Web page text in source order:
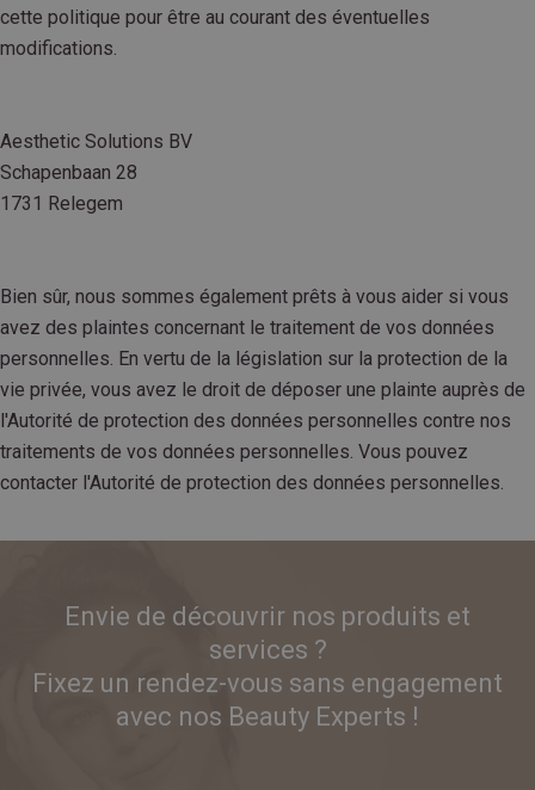
cette politique pour être au courant des éventuelles
modifications.
Aesthetic Solutions BV
Schapenbaan 28
1731 Relegem
Bien sûr, nous sommes également prêts à vous aider si vous
avez des plaintes concernant le traitement de vos données
personnelles. En vertu de la législation sur la protection de la
vie privée, vous avez le droit de déposer une plainte auprès de
l'Autorité de protection des données personnelles contre nos
traitements de vos données personnelles. Vous pouvez
contacter l'Autorité de protection des données personnelles.
Envie de découvrir nos produits et
services ?
Fixez un rendez-vous sans engagement
avec nos Beauty Experts !